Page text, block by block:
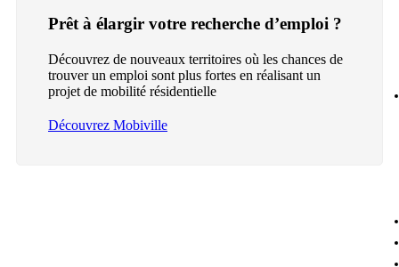
Prêt à élargir votre recherche d’emploi ?
Découvrez de nouveaux territoires où les chances de
trouver un emploi sont plus fortes en réalisant un
projet de mobilité résidentielle
Découvrez Mobiville